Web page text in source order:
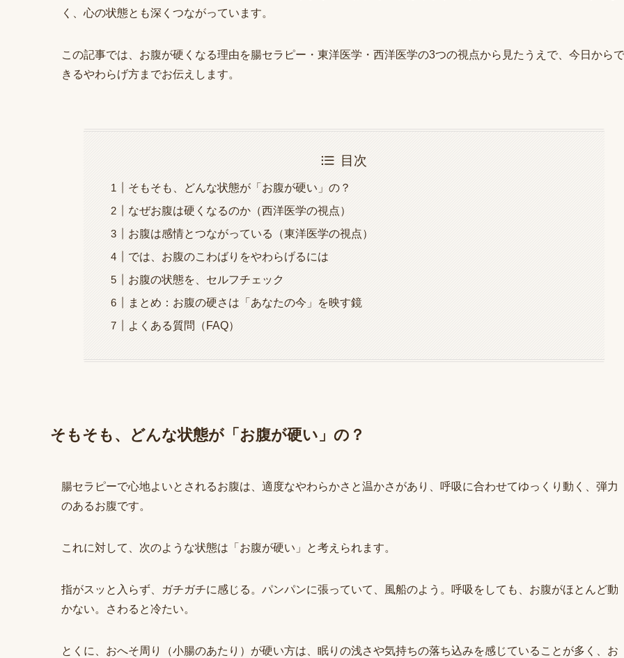
く、心の状態とも深くつながっています。
この記事では、お腹が硬くなる理由を腸セラピー・東洋医学・西洋医学の3つの視点から見たうえで、今日からで
きるやわらげ方までお伝えします。
目次
そもそも、どんな状態が「お腹が硬い」の？
なぜお腹は硬くなるのか（西洋医学の視点）
お腹は感情とつながっている（東洋医学の視点）
では、お腹のこわばりをやわらげるには
お腹の状態を、セルフチェック
まとめ：お腹の硬さは「あなたの今」を映す鏡
よくある質問（FAQ）
そもそも、どんな状態が「お腹が硬い」の？
腸セラピーで心地よいとされるお腹は、適度なやわらかさと温かさがあり、呼吸に合わせてゆっくり動く、弾力
のあるお腹です。
これに対して、次のような状態は「お腹が硬い」と考えられます。
指がスッと入らず、ガチガチに感じる。パンパンに張っていて、風船のよう。呼吸をしても、お腹がほとんど動
かない。さわると冷たい。
とくに、おへそ周り（小腸のあたり）が硬い方は、眠りの浅さや気持ちの落ち込みを感じていることが多く、お